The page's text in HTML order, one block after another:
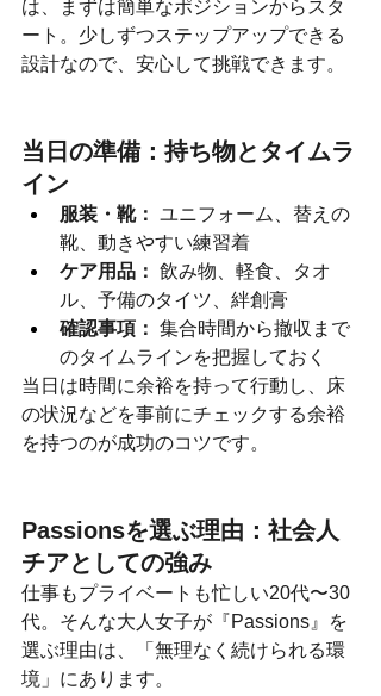
は、まずは簡単なポジションからスタ
ート。少しずつステップアップできる
設計なので、安心して挑戦できます。
当日の準備：持ち物とタイムラ
イン
服装・靴： ユニフォーム、替えの
靴、動きやすい練習着
ケア用品： 飲み物、軽食、タオ
ル、予備のタイツ、絆創膏
確認事項： 集合時間から撤収まで
のタイムラインを把握しておく
当日は時間に余裕を持って行動し、床
の状況などを事前にチェックする余裕
を持つのが成功のコツです。
Passionsを選ぶ理由：社会人
チアとしての強み
仕事もプライベートも忙しい20代〜30
代。そんな大人女子が『Passions』を
選ぶ理由は、「無理なく続けられる環
境」にあります。